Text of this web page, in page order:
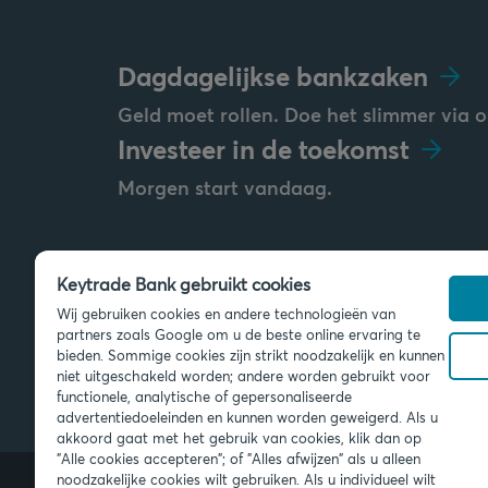
Dagdagelijkse bankzaken
Geld moet rollen. Doe het slimmer via
Investeer in de toekomst
Morgen start vandaag.
Stuur ons een bericht
info@keytradebank.com
Keytrade Bank gebruikt cookies
Wij gebruiken cookies en andere technologieën van
partners zoals Google om u de beste online ervaring te
bieden. Sommige cookies zijn strikt noodzakelijk en kunnen
niet uitgeschakeld worden; andere worden gebruikt voor
functionele, analytische of gepersonaliseerde
advertentiedoeleinden en kunnen worden geweigerd. Als u
akkoord gaat met het gebruik van cookies, klik dan op
"Alle cookies accepteren"; of "Alles afwijzen" als u alleen
noodzakelijke cookies wilt gebruiken. Als u individueel wilt